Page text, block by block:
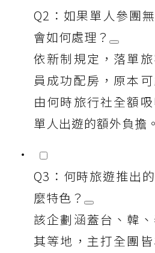
Q2：如果單人參團
會如何處理？
依新制規定，落單
員成功配房，原本
由何時旅行社全額
單人出遊的額外負擔。
Q3：何時旅遊推出
麼特色？
該企劃涵蓋台、韓
其等地，主打全團